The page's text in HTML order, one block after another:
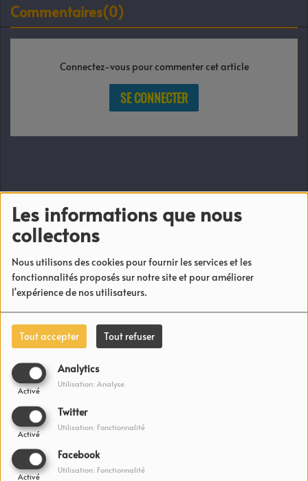
Les informations que nous
collectons
Nous utilisons des cookies pour fournir les services et les
fonctionnalités proposés sur notre site et pour améliorer
l'expérience de nos utilisateurs.
Tout accepter Tout refuser
Analytics
Activé
Utilisation: Analyse
Twitter
Activé
Utilisation: Fonctionnalité
Facebook
Activé
Utilisation: Fonctionnalité
Commentaires(0)
Connectez-vous pour commenter cet article
SE CONNECTER
NEWS
Inoss'B étonné face à ce record
Des nouvelles de MHD en prison.
Mourinho taquine les supporters de l’Inter